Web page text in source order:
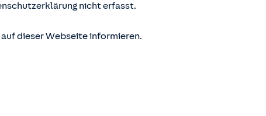
nicht erfasst.
dieser Webseite informieren.